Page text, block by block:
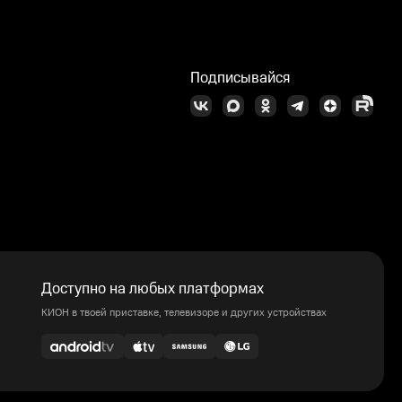
Подписывайся
Доступно на любых платформах
КИОН в твоей приставке, телевизоре и других устройствах